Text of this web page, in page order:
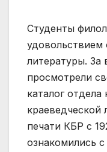
Студенты
удовольствием
литературы. За
просмотрели
каталог
краеведческой
печати КБР с
ознакомились